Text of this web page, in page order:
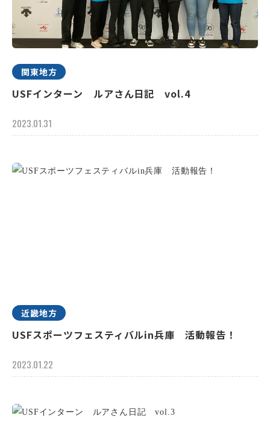
関東地方
USFインターン ルアさん日記 vol.4
2023.01.31
近畿地方
USFスポーツフェスティバルin兵庫 活動報告！
2023.01.22